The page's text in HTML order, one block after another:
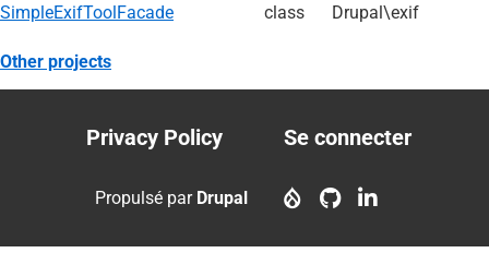
SimpleExifToolFacade class Drupal\exif
Other projects
Footer
menu
Privacy Policy
account
Se connecter
Propulsé par Drupal